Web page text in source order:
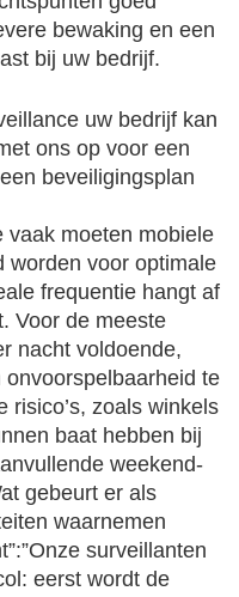
bewaking en een
bij uw bedrijf.
uw bedrijf kan
ons op voor een
beveiligingsplan
vaak moeten mobiele
worden voor optimale
frequentie hangt af
Voor de meeste
nacht voldoende,
te
risico’s, zoals winkels
baat hebben bij
weekend-
gebeurt er als
waarnemen
surveillanten
eerst wordt de